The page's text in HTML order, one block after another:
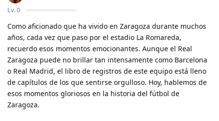
Lv.0
Como aficionado que ha vivido en Zaragoza durante muchos
años, cada vez que paso por el estadio La Romareda,
recuerdo esos momentos emocionantes. Aunque el Real
Zaragoza puede no brillar tan intensamente como Barcelona
o Real Madrid, el libro de registros de este equipo está lleno
de capítulos de los que sentirse orgulloso. Hoy, hablemos de
esos momentos gloriosos en la historia del fútbol de
Zaragoza.